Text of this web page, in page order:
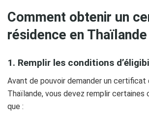
Comment obtenir un
résidence en Thaïlande
1. Remplir les conditions
Avant de pouvoir demander un certificat
Thaïlande, vous devez remplir certaines
que :